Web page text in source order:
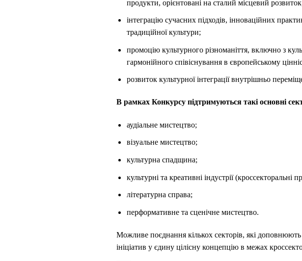
продукти, орієнтовані на сталий місцевий
інтеграцію сучасних підходів, інноваційних
традиційної культури;
промоцію культурного різноманіття, включно з
гармонійного співіснування в європейському
розвиток культурної інтеграції внутрішньо
В рамках Конкурсу підтримуються такі основні
аудіальне мистецтво;
візуальне мистецтво;
культурна спадщина;
культурні та креативні індустрії (кроссекторальні
літературна справа;
перформативне та сценічне мистецтво.
Можливе поєднання кількох секторів, які
ініціатив у єдину цілісну концепцію в межах